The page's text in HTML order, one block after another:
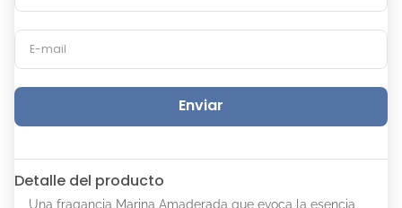
Enviar
Detalle del producto
Una fragancia Marina Amaderada que evoca la esencia